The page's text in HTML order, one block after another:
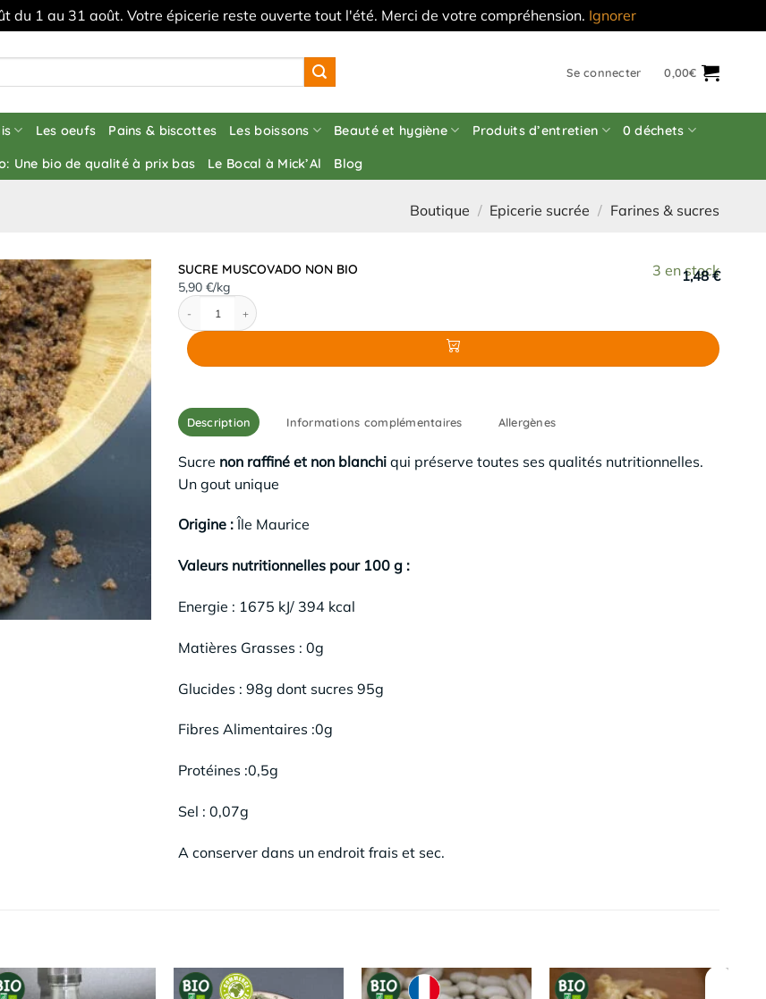
du 1 au 31 août. Votre épicerie reste ouverte tout l'été. Merci de votre compréhension. Ignorer
Se connecter 0,00€
Les oeufs Pains & biscottes Les boissons Beauté et hygiène Produits d’entretien 0 déchets
Une bio de qualité à prix bas Le Bocal à Mick’Al Blog
Boutique / Epicerie sucrée / Farines & sucres
3 en stock
SUCRE MUSCOVADO NON BIO
5,90 €/kg
1,48 €
quantité de SUCRE MUSCOVADO NON BIO
Description Informations complémentaires Allergènes
Sucre non raffiné et non blanchi qui préserve toutes ses qualités nutritionnelles.
Un gout unique
Origine :Île Maurice
Valeurs nutritionnelles pour 100 g :
Energie : 1675 kJ/ 394 kcal
Matières Grasses : 0g
Glucides : 98g dont sucres 95g
Fibres Alimentaires :0g
Protéines :0,5g
Sel : 0,07g
A conserver dans un endroit frais et sec.